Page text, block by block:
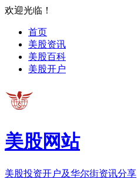
欢迎光临！
首页
美股资讯
美股百科
美股开户
美股网站
美股投资开户及华尔街资讯分享